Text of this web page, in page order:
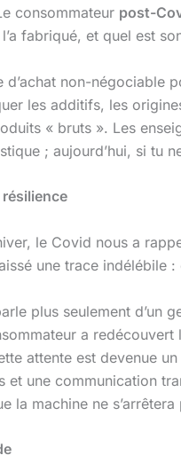
consommateur post-
fabriqué, et quel est
d’achat non-négociable
les additifs, les
« bruts ». Les
; aujourd’hui, si tu
résilience
le Covid nous a
une trace indélébile
plus seulement d’un
a
attente est devenue
une communication
la machine ne